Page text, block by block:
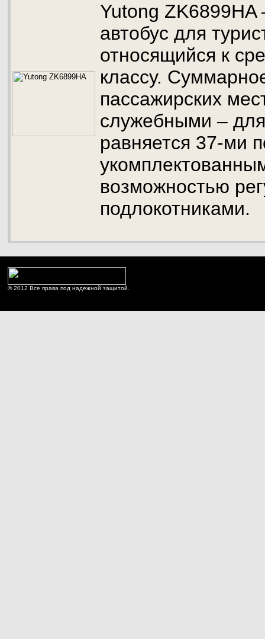
Yutong ZK6899HA
автобус для
относящийся к
классу.
пассажирских
служебными –
равняется 37-ми
возможностью
подлокотниками.
© 2012 Все права под надежной защитой.